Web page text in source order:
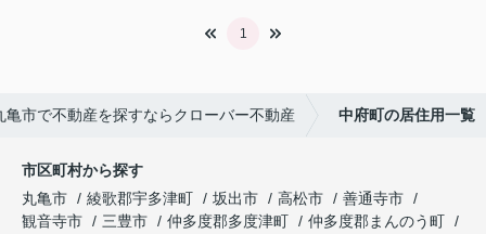
1
亀市で不動産を探すならクローバー不動産 中府町の居住用一覧
市区町村から探す
丸亀市
綾歌郡宇多津町 坂出市 高松市
善通寺市
観音寺市
三豊市 仲多度郡多度津町
仲多度郡まんのう町